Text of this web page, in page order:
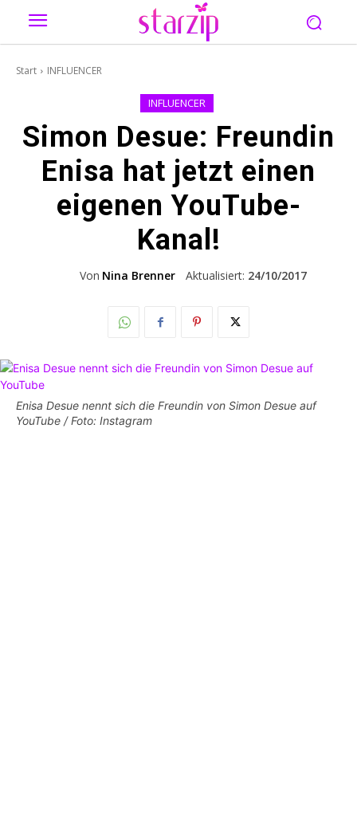
Start INFLUENCER
INFLUENCER
Simon Desue: Freundin
Enisa hat jetzt einen
eigenen YouTube-
Kanal!
Von Nina Brenner Aktualisiert: 24/10/2017
Enisa Desue nennt sich die Freundin von Simon Desue auf
YouTube / Foto: Instagram